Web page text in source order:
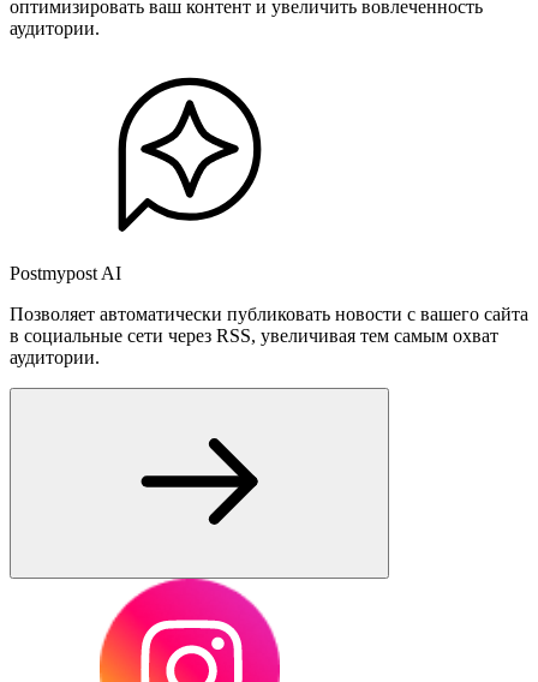
оптимизировать ваш контент и увеличить вовлеченность
аудитории.
Postmypost AI
Позволяет автоматически публиковать новости с вашего сайта
в социальные сети через RSS, увеличивая тем самым охват
аудитории.